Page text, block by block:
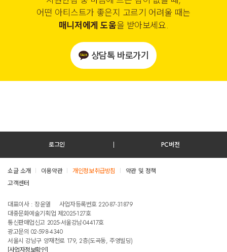
어떤 아티스트가 좋은지 고르기 어려울 때는
매니저에게 도움을 받아보세요.
상담톡 바로가기
로그인 PC버전
쇼글 소개 이용약관 개인정보취급방침
약관 및 정책
고객센터
대표이사 : 장윤열
사업자등록번호 220-87-31879
대중문화예술기획업 제2025-127호
통신판매업신고 2025-서울강남-04417호
광고문의 02-598-4340
서울시 강남구 양재천로 179, 2층(도곡동, 주영빌딩)
[사업자정보확인]